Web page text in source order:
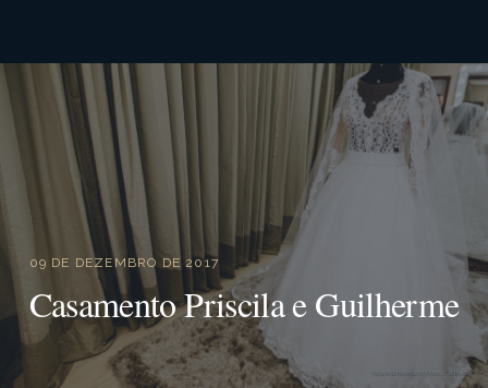
09 DE DEZEMBRO DE 2017
Casamento Priscila e Guilherme